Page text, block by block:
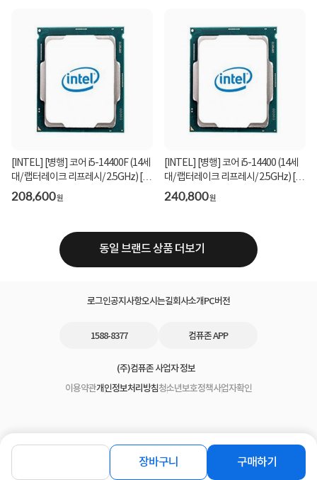
장바구니 구매하기
[INTEL] [병행] 코어 i5-14400F (14세
대/ 랩터레이크 리프레시/ 2.5GHz) [벌
크/쿨러 ...
208,600원
[INTEL] [병행] 코어 i5-14400 (14세
대/ 랩터레이크 리프레시/ 2.5GHz) [벌
크/쿨러 ...
240,800원
동일 브랜드 상품 더보기
로그인공지사항오시는길회사소개PC버전
1588-8377 컴퓨존 APP
(주)컴퓨존 사업자 정보
이용약관개인정보처리방침청소년보호정책사업자확인